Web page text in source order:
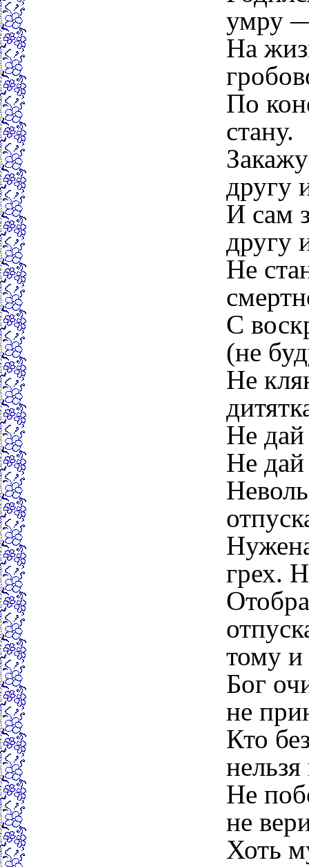
умру
На
По
стану.
другу
И сам
другу
Не
С
(не
Не
Не дай
Не
грех.
тому
Бог
не
Кто
Не
не
Хоть